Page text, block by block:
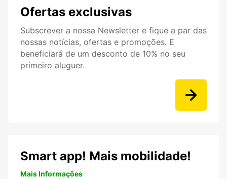
Ofertas exclusivas
Subscrever a nossa Newsletter e fique a par das
nossas notícias, ofertas e promoções. E
beneficiará de um desconto de 10% no seu
primeiro aluguer.
Smart app! Mais mobilidade!
Mais Informações